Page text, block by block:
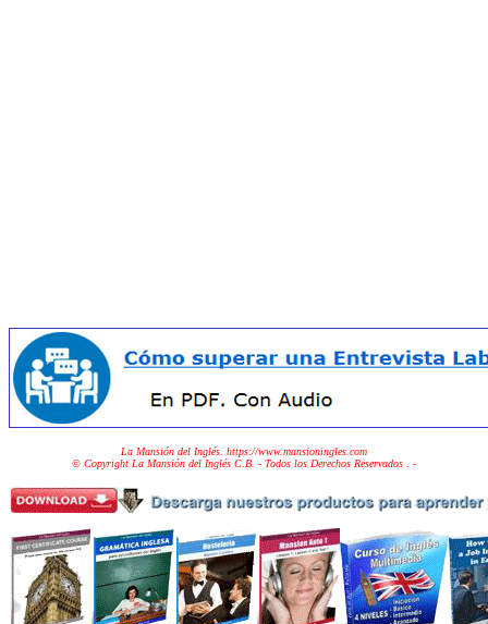
La Mansión del Inglés. https://www.mansioningles.com
© Copyright La Mansión del Inglés C.B. - Todos los Derechos Reservados
. -